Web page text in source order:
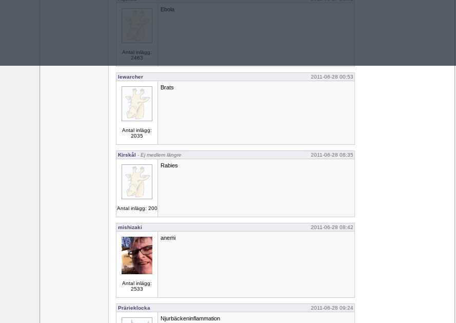
Antal inlägg:
2463
Ebola
lewarcher 2011-06-28 00:53
Antal inlägg:
2035
Brats
Kirskål - Ej medlem längre 2011-06-28 08:35
Antal inlägg: 200
Rabies
mishizaki 2011-06-28 08:42
Antal inlägg:
2533
anemi
Prärieklocka 2011-06-28 09:24
Njurbäckeninflammation